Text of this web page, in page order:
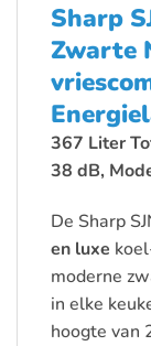
Sharp
Zwarte
367 Liter
38 dB,
De Sharp
en luxe
moderne
in elke
hoogte van